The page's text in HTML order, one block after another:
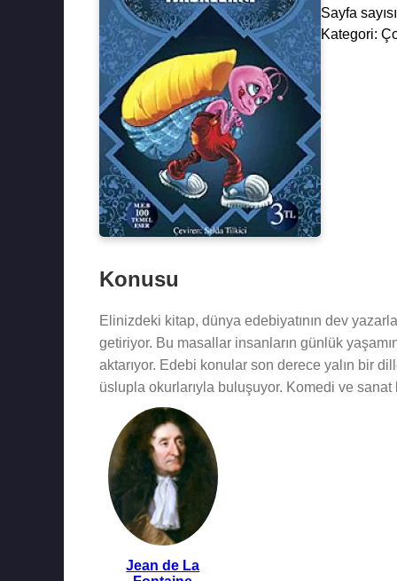
Sayfa
Kategori:
Konusu
Elinizdeki kitap, dünya edebiyatının dev
getiriyor. Bu masallar insanların günlük
aktarıyor. Edebi konular son derece yalın bir
üslupla okurlarıyla buluşuyor. Komedi ve
Jean de La